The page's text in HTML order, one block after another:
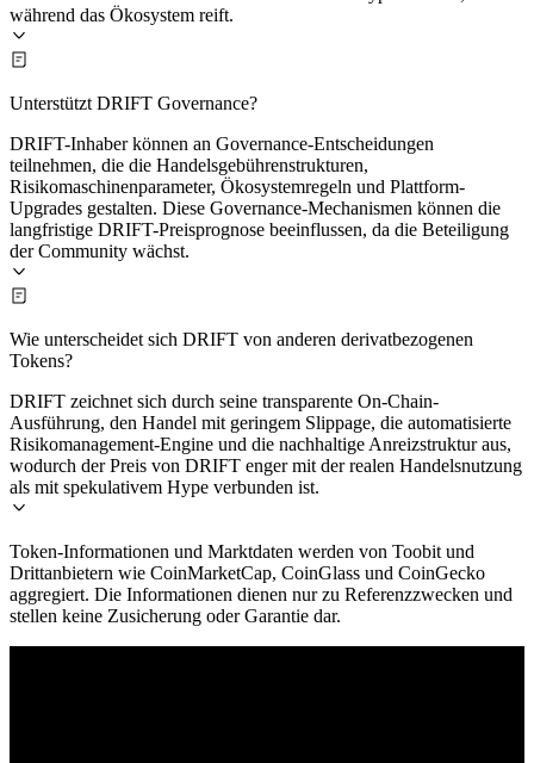
während das Ökosystem reift.
Unterstützt DRIFT Governance?
DRIFT-Inhaber können an Governance-Entscheidungen
teilnehmen, die die Handelsgebührenstrukturen,
Risikomaschinenparameter, Ökosystemregeln und Plattform-
Upgrades gestalten. Diese Governance-Mechanismen können die
langfristige DRIFT-Preisprognose beeinflussen, da die Beteiligung
der Community wächst.
Wie unterscheidet sich DRIFT von anderen derivatbezogenen
Tokens?
DRIFT zeichnet sich durch seine transparente On-Chain-
Ausführung, den Handel mit geringem Slippage, die automatisierte
Risikomanagement-Engine und die nachhaltige Anreizstruktur aus,
wodurch der Preis von DRIFT enger mit der realen Handelsnutzung
als mit spekulativem Hype verbunden ist.
Token-Informationen und Marktdaten werden von Toobit und
Drittanbietern wie CoinMarketCap, CoinGlass und CoinGecko
aggregiert. Die Informationen dienen nur zu Referenzzwecken und
stellen keine Zusicherung oder Garantie dar.